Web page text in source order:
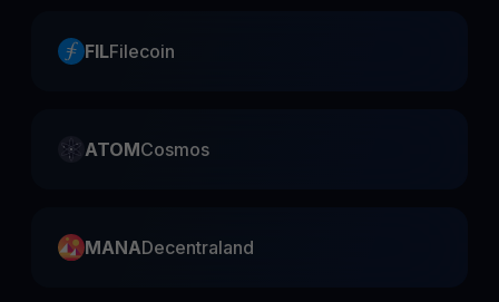
FILFilecoin
ATOMCosmos
MANADecentraland